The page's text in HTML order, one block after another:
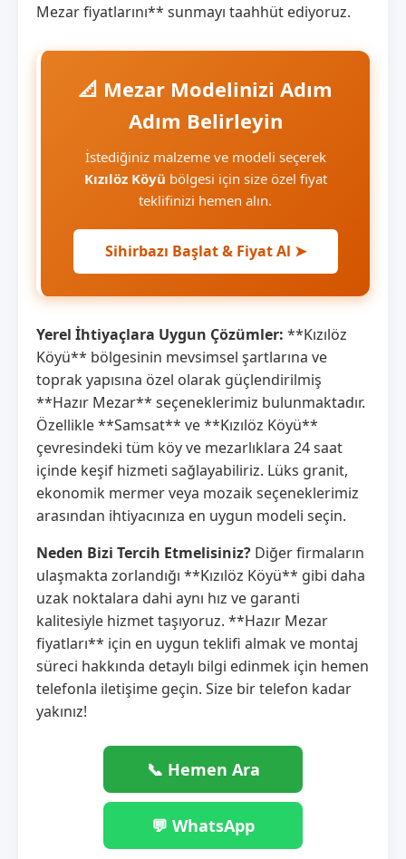
Mezar fiyatlarını** sunmayı taahhüt ediyoruz.
📐 Mezar Modelinizi Adım
Adım Belirleyin
İstediğiniz malzeme ve modeli seçerek
Kızılöz Köyü bölgesi için size özel fiyat
teklifinizi hemen alın.
Sihirbazı Başlat & Fiyat Al ➤
Yerel İhtiyaçlara Uygun Çözümler: **Kızılöz
Köyü** bölgesinin mevsimsel şartlarına ve
toprak yapısına özel olarak güçlendirilmiş
**Hazır Mezar** seçeneklerimiz bulunmaktadır.
Özellikle **Samsat** ve **Kızılöz Köyü**
çevresindeki tüm köy ve mezarlıklara 24 saat
içinde keşif hizmeti sağlayabiliriz. Lüks granit,
ekonomik mermer veya mozaik seçeneklerimiz
arasından ihtiyacınıza en uygun modeli seçin.
Neden Bizi Tercih Etmelisiniz? Diğer firmaların
ulaşmakta zorlandığı **Kızılöz Köyü** gibi daha
uzak noktalara dahi aynı hız ve garanti
kalitesiyle hizmet taşıyoruz. **Hazır Mezar
fiyatları** için en uygun teklifi almak ve montaj
süreci hakkında detaylı bilgi edinmek için hemen
telefonla iletişime geçin. Size bir telefon kadar
yakınız!
📞 Hemen Ara
💬 WhatsApp